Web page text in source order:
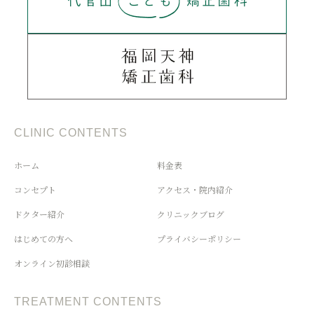
CLINIC CONTENTS
ホーム
コンセプト
ドクター紹介
はじめての方へ
オンライン初診相談
料金表
アクセス・院内紹介
クリニックブログ
プライバシーポリシー
TREATMENT CONTENTS